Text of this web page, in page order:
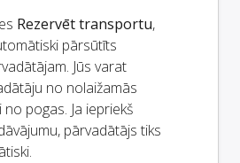
Rezervēt transportu,
pārsūtīts
Jūs varat
no nolaižamās
pogas. Ja iepriekš
pārvadātājs tiks